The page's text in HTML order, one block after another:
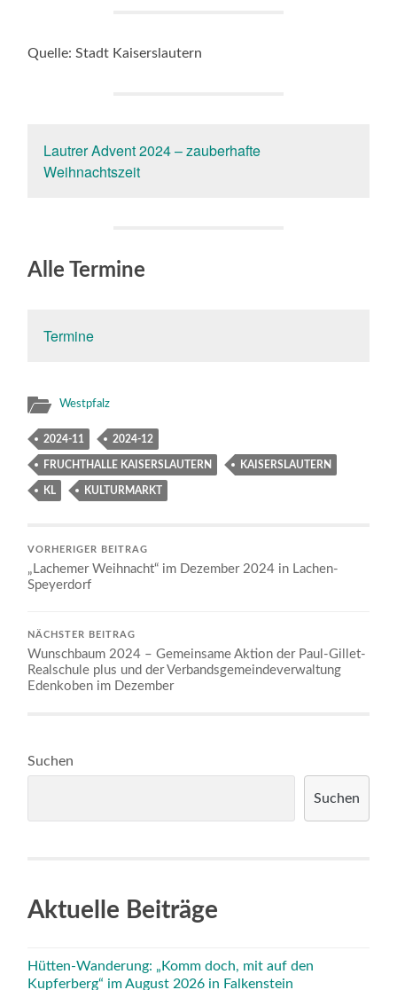
Quelle: Stadt Kaiserslautern
Lautrer Advent 2024 – zauberhafte
Weihnachtszeit
Alle Termine
Termine
Westpfalz
2024-11 2024-12
FRUCHTHALLE KAISERSLAUTERN KAISERSLAUTERN
KL KULTURMARKT
VORHERIGER BEITRAG
„Lachemer Weihnacht“ im Dezember 2024 in Lachen-
Speyerdorf
NÄCHSTER BEITRAG
Wunschbaum 2024 – Gemeinsame Aktion der Paul-Gillet-
Realschule plus und der Verbandsgemeindeverwaltung
Edenkoben im Dezember
Suchen
Suchen
Aktuelle Beiträge
Hütten-Wanderung: „Komm doch, mit auf den
Kupferberg“ im August 2026 in Falkenstein